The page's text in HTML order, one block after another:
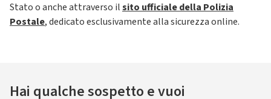
Stato o anche attraverso ilsito ufficiale della Polizia
Postale, dedicato esclusivamente alla sicurezza online.
Hai qualche sospetto e vuoi